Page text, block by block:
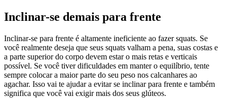
Inclinar-se demais para frente
Inclinar-se para frente é altamente ineficiente ao fazer squats. Se
você realmente deseja que seus squats valham a pena, suas costas e
a parte superior do corpo devem estar o mais retas e verticais
possível. Se você tiver dificuldades em manter o equilíbrio, tente
sempre colocar a maior parte do seu peso nos calcanhares ao
agachar. Isso vai te ajudar a evitar se inclinar para frente e também
significa que você vai exigir mais dos seus glúteos.